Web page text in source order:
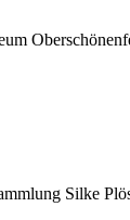
Silke